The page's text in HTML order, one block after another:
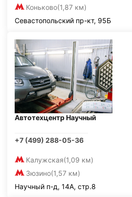
Коньково(1,87 км)
Севастопольский пр-кт, 95Б
Автотехцентр Научный
+7 (499) 288-05-36
Калужская(1,09 км)
Зюзино(1,57 км)
Научный п-д, 14А, стр.8